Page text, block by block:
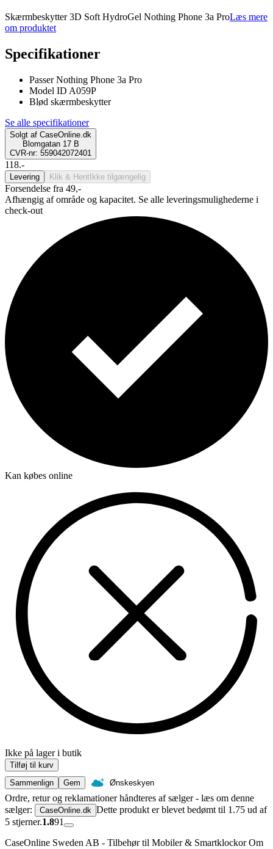
Skærmbeskytter 3D Soft HydroGel Nothing Phone 3a ProLæs mere
om produktet
Specifikationer
Passer Nothing Phone 3a Pro
Model ID A059P
Blød skærmbeskytter
Se alle specifikationer
Solgt af CaseOnline.dk
Blomgatan 17 B
CVR-nr: 559042072401
118.-
Levering Klik & Hent Ikke tilgængelig
Forsendelse fra 49,-
Afhængig af område og kapacitet. Se alle leveringsmulighederne i
check-out
Kan købes online
Ikke på lager i butik
Tilføj til kurv
Sammenlign
Gem Ønskeskyen
Ordre, retur og reklamationer håndteres af sælger - læs om denne
sælger:
CaseOnline.dk Dette produkt er blevet bedømt til 1.75 ud af
5 stjerner.1.891
CaseOnline Sweden AB - Tilbehør til Mobiler & Smartklockor Om